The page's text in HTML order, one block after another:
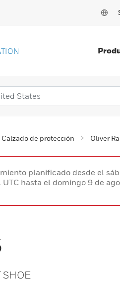
Calzado de protección Oliver
planificado desde el
hasta el domingo 9 de
SHOE